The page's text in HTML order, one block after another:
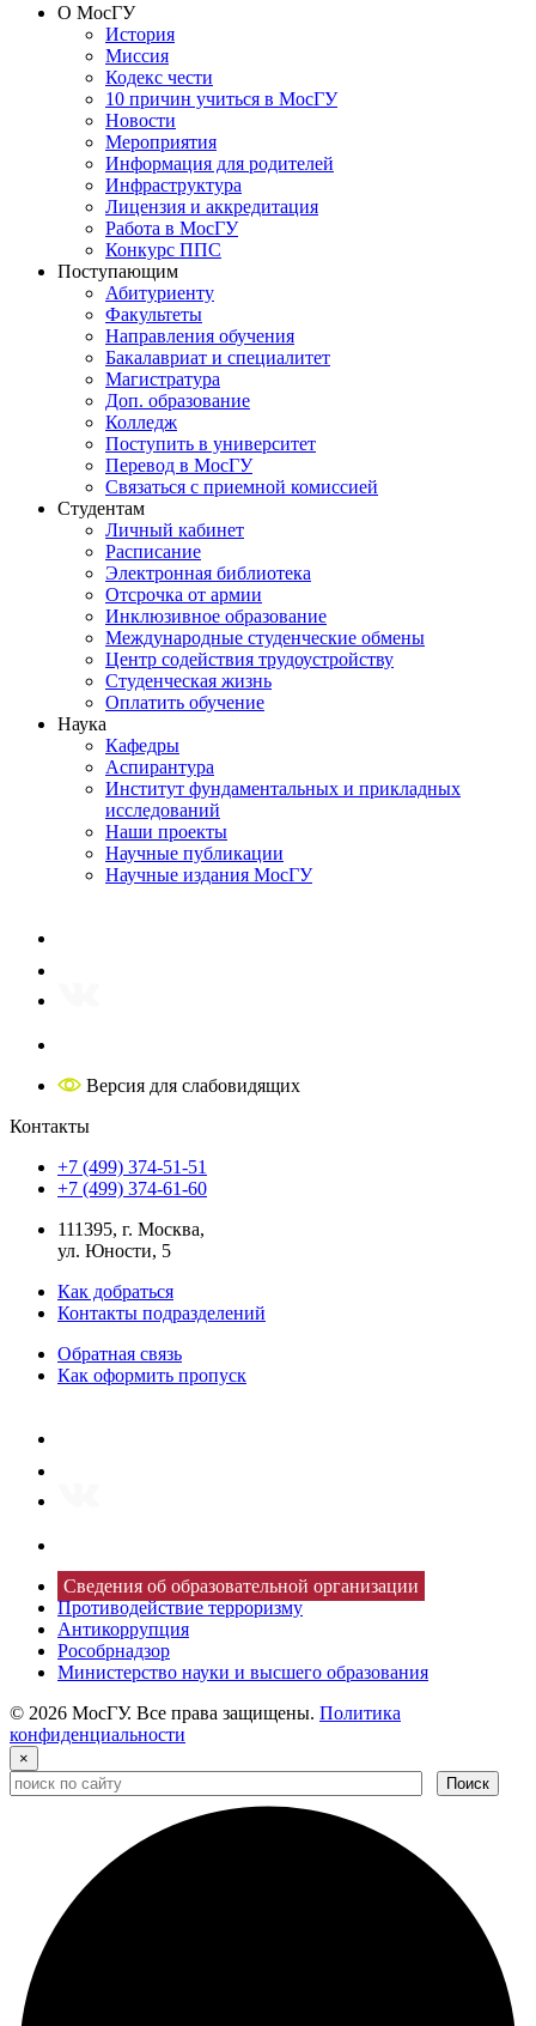
О МосГУ
История
Миссия
Кодекс чести
10 причин учиться в МосГУ
Новости
Мероприятия
Информация для родителей
Инфраструктура
Лицензия и аккредитация
Работа в МосГУ
Конкурс ППС
Поступающим
Абитуриенту
Факультеты
Направления обучения
Бакалавриат и специалитет
Магистратура
Доп. образование
Колледж
Поступить в университет
Перевод в МосГУ
Связаться с приемной комиссией
Студентам
Личный кабинет
Расписание
Электронная библиотека
Отсрочка от армии
Инклюзивное образование
Международные студенческие обмены
Центр содействия трудоустройству
Студенческая жизнь
Оплатить обучение
Наука
Кафедры
Аспирантура
Институт фундаментальных и прикладных
исследований
Наши проекты
Научные публикации
Научные издания МосГУ
Версия для слабовидящих
Контакты
+7 (499) 374-51-51
+7 (499) 374-61-60
111395, г. Москва,
ул. Юности, 5
Как добраться
Контакты подразделений
Обратная связь
Как оформить пропуск
Сведения об образовательной организации
Противодействие терроризму
Антикоррупция
Рособрнадзор
Министерство науки и высшего образования
© 2026 МосГУ. Все права защищены. Политика
конфиденциальности
×